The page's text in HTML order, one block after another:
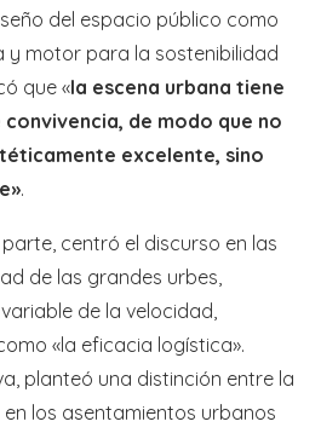
del espacio público como
y motor para la sostenibilidad
que «la escena urbana tiene
de modo que no
excelente, sino
.
centró el discurso en las
de las grandes urbes,
de la velocidad,
«la eficacia logística».
planteó una distinción entre la
los asentamientos urbanos